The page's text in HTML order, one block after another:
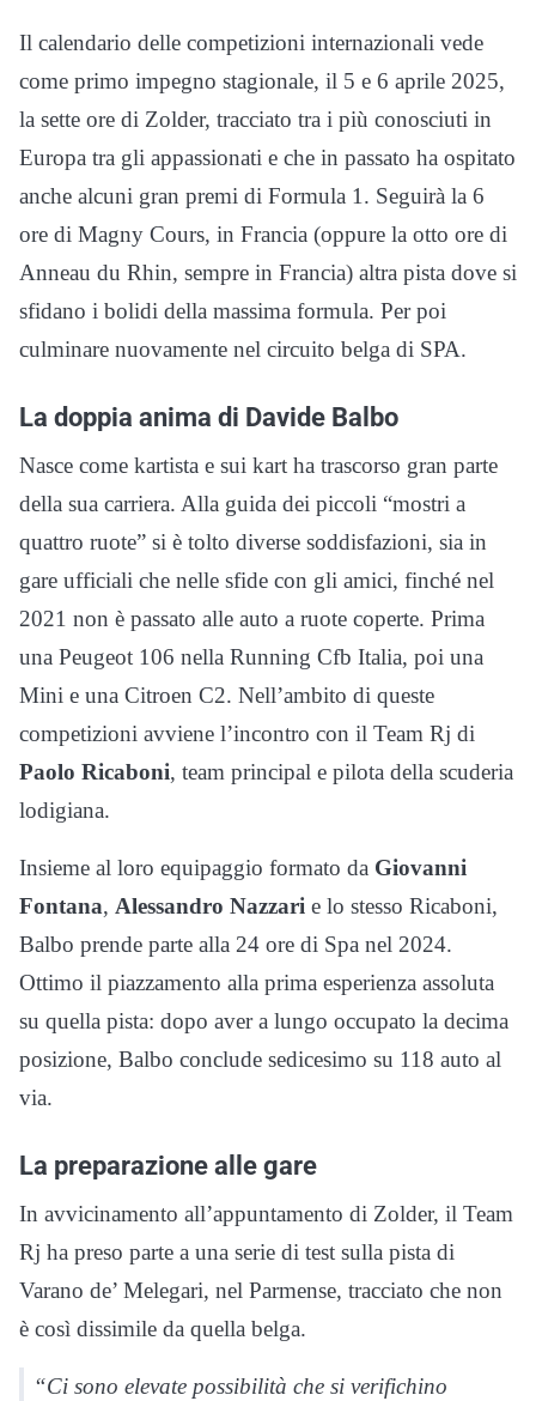
Il calendario delle competizioni internazionali vede
come primo impegno stagionale, il 5 e 6 aprile 2025,
la sette ore di Zolder, tracciato tra i più conosciuti in
Europa tra gli appassionati e che in passato ha ospitato
anche alcuni gran premi di Formula 1. Seguirà la 6
ore di Magny Cours, in Francia (oppure la otto ore di
Anneau du Rhin, sempre in Francia) altra pista dove si
sfidano i bolidi della massima formula. Per poi
culminare nuovamente nel circuito belga di SPA.
La doppia anima di Davide Balbo
Nasce come kartista e sui kart ha trascorso gran parte
della sua carriera. Alla guida dei piccoli “mostri a
quattro ruote” si è tolto diverse soddisfazioni, sia in
gare ufficiali che nelle sfide con gli amici, finché nel
2021 non è passato alle auto a ruote coperte. Prima
una Peugeot 106 nella Running Cfb Italia, poi una
Mini e una Citroen C2. Nell’ambito di queste
competizioni avviene l’incontro con il Team Rj di
Paolo Ricaboni, team principal e pilota della scuderia
lodigiana.
Insieme al loro equipaggio formato da Giovanni
Fontana, Alessandro Nazzari e lo stesso Ricaboni,
Balbo prende parte alla 24 ore di Spa nel 2024.
Ottimo il piazzamento alla prima esperienza assoluta
su quella pista: dopo aver a lungo occupato la decima
posizione, Balbo conclude sedicesimo su 118 auto al
via.
La preparazione alle gare
In avvicinamento all’appuntamento di Zolder, il Team
Rj ha preso parte a una serie di test sulla pista di
Varano de’ Melegari, nel Parmense, tracciato che non
è così dissimile da quella belga.
“Ci sono elevate possibilità che si verifichino